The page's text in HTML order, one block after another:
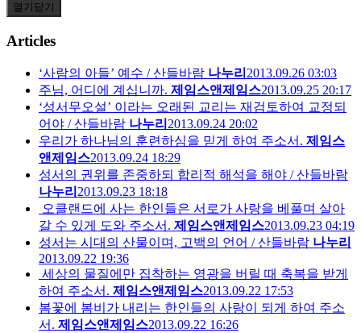
열기 닫기
Articles
‘사람의 아들’ 예수 / 산들바람 나누리 2013.09.26 03:03
주님, 어디에 계십니까. 제임스앤제임스2013.09.25 20:17
‘성서무오설’ 이라는 오래된 교리는 재검토하여 교정되
어야 / 산들바람 나누리 2013.09.24 20:02
우리가 하나님의 훈련하심을 믿게 하여 주소서. 제임스
앤제임스2013.09.24 18:29
성서의 권위를 존중하되 합리적 해석을 해야 / 산들바람
나누리 2013.09.23 18:18
오클랜드에 사는 한인들은 서로가 사랑을 베풀며 살아
갈 수 있게 도와 주소서. 제임스앤제임스2013.09.23 04:19
성서는 시대의 산물이며, 고백의 언어 / 산들바람 나누리
2013.09.22 19:36
세상의 물질에만 집착하는 영광을 버릴 때 축복을 받게
하여 주소서. 제임스앤제임스2013.09.22 17:53
봄꽃에 봄비가 내리는 한인들의 사랑이 되게 하여 주소
서. 제임스앤제임스2013.09.22 16:26